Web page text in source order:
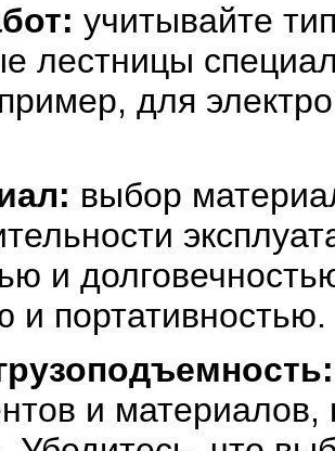
учитывайте
лестницы
для
выбор
и
и портативностью.
и материалов,